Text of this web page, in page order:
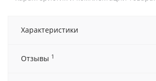
Характеристики
Отзывы 1